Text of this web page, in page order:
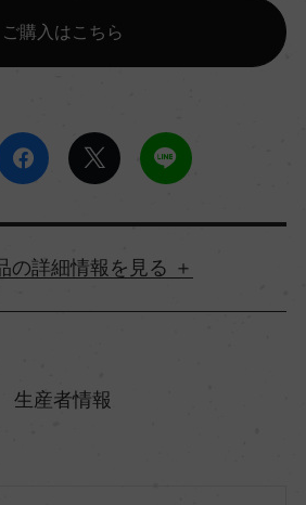
ご購入はこちら
詳細情報
生産者情報